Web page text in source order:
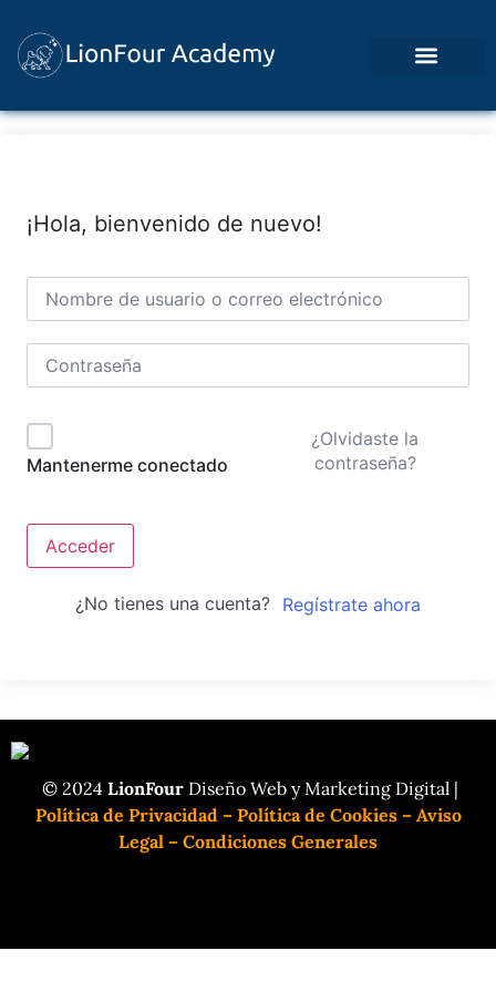
¡Hola, bienvenido de nuevo!
Mantenerme conectado
¿Olvidaste la
contraseña?
Acceder
¿No tienes una cuenta? Regístrate ahora
© 2024 LionFour Diseño Web y Marketing Digital |
Política de Privacidad– Política de Cookies– Aviso
Legal – Condiciones Generales